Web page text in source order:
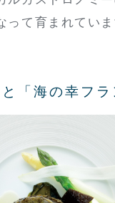
って育まれていま
「海の幸フラ